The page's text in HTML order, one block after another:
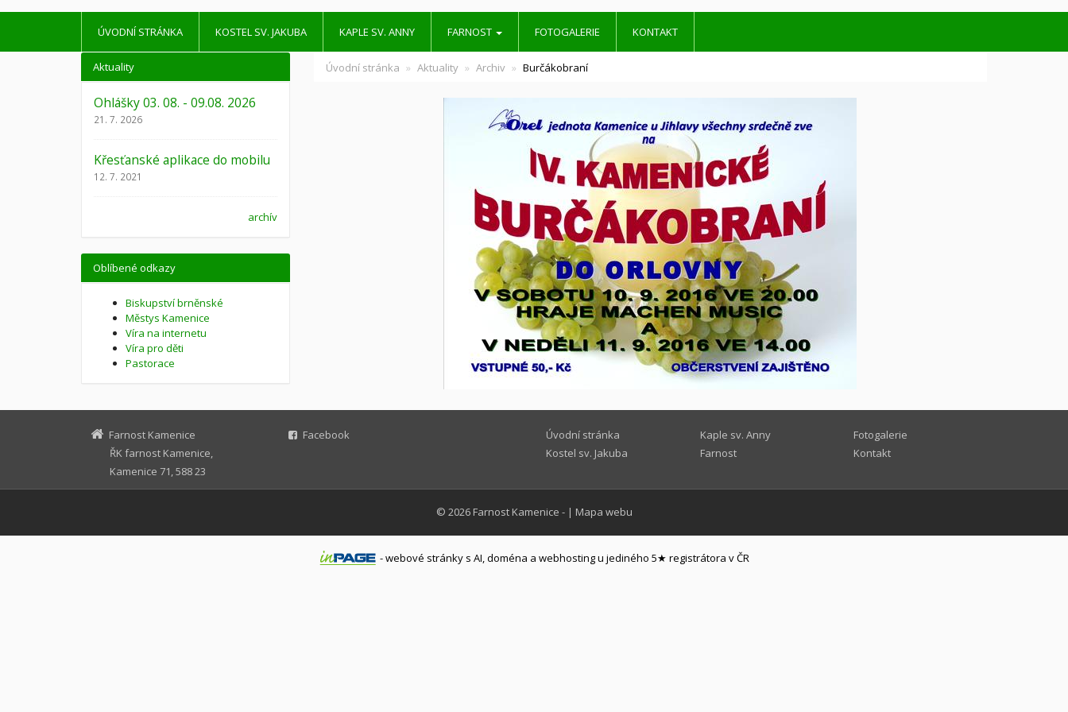
ÚVODNÍ STRÁNKA KOSTEL SV. JAKUBA KAPLE SV. ANNY FARNOST FOTOGALERIE KONTAKT
Úvodní stránka Aktuality Archiv Burčákobraní
Aktuality
Ohlášky 03. 08. - 09.08. 2026
21. 7. 2026
Křesťanské aplikace do mobilu
12. 7. 2021
archív
Oblíbené odkazy
Biskupství brněnské
Městys Kamenice
Víra na internetu
Víra pro děti
Pastorace
Farnost Kamenice
ŘK farnost Kamenice,
Kamenice 71, 588 23
Facebook
Úvodní stránka
Kostel sv. Jakuba
Kaple sv. Anny
Farnost
Fotogalerie
Kontakt
© 2026 Farnost Kamenice - | Mapa webu
-webové stránky s AI, doména a webhostingu jediného 5★ registrátora v ČR